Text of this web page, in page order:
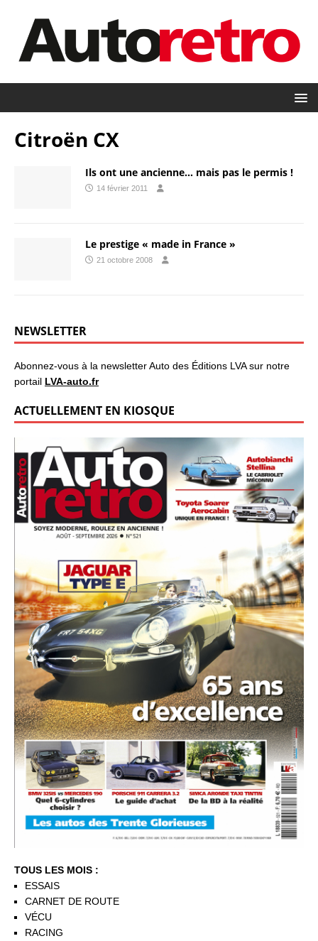
Citroën CX
Ils ont une ancienne… mais pas le permis !
14 février 2011
Le prestige « made in France »
21 octobre 2008
NEWSLETTER
Abonnez-vous à la newsletter Auto des Éditions LVA sur notre
portail LVA-auto.fr
ACTUELLEMENT EN KIOSQUE
TOUS LES MOIS :
ESSAIS
CARNET DE ROUTE
VÉCU
RACING